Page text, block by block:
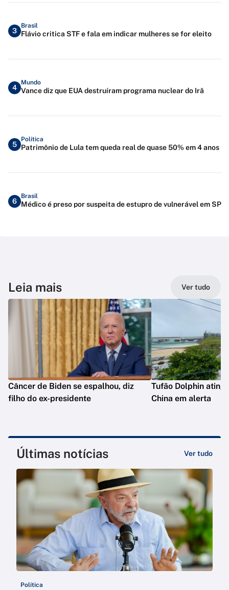
3
Brasil
Flávio critica STF e fala em indicar mulheres se for eleito
4
Mundo
Vance diz que EUA destruíram programa nuclear do Irã
5
Política
Patrimônio de Lula tem queda real de quase 50% em 4 anos
6
Brasil
Médico é preso por suspeita de estupro de vulnerável em SP
Leia mais Ver tudo
Câncer de Biden se espalhou, diz
filho do ex-presidente
Tufão Dolphin
China em alerta
Últimas notícias Ver tudo
Política